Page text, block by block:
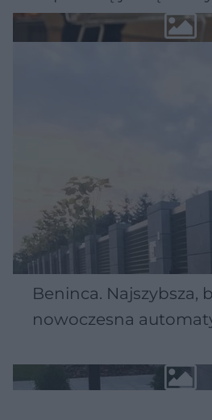
Beninca. Najszybsza,
nowoczesna